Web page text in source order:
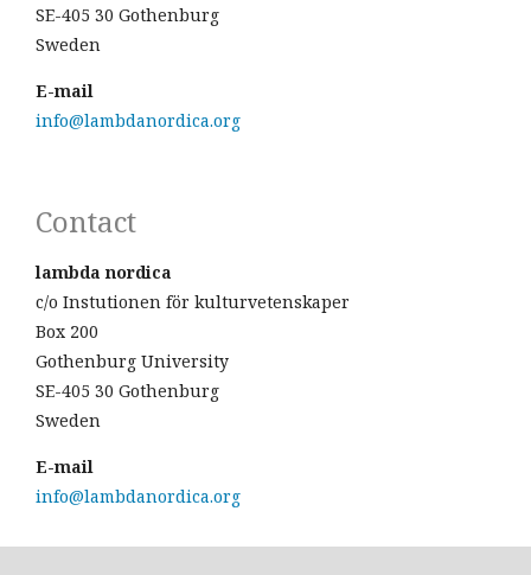
SE-405 30 Gothenburg
Sweden
E-mail
info@lambdanordica.org
Contact
lambda nordica
c/o Instutionen för kulturvetenskaper
Box 200
Gothenburg University
SE-405 30 Gothenburg
Sweden
E-mail
info@lambdanordica.org